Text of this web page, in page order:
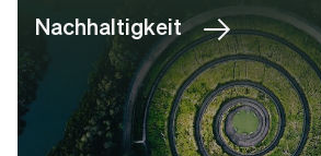
Nachhaltigkeit